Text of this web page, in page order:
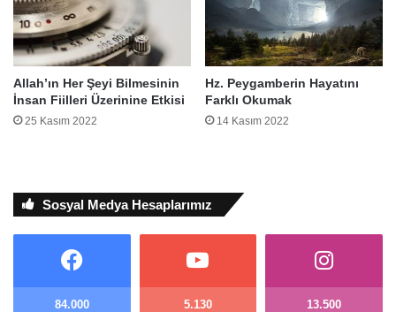
Allah’ın Her Şeyi Bilmesinin
İnsan Fiilleri Üzerinine Etkisi
25 Kasım 2022
Hz. Peygamberin Hayatını
Farklı Okumak
14 Kasım 2022
Sosyal Medya Hesaplarımız
84.000 5.130 13.500